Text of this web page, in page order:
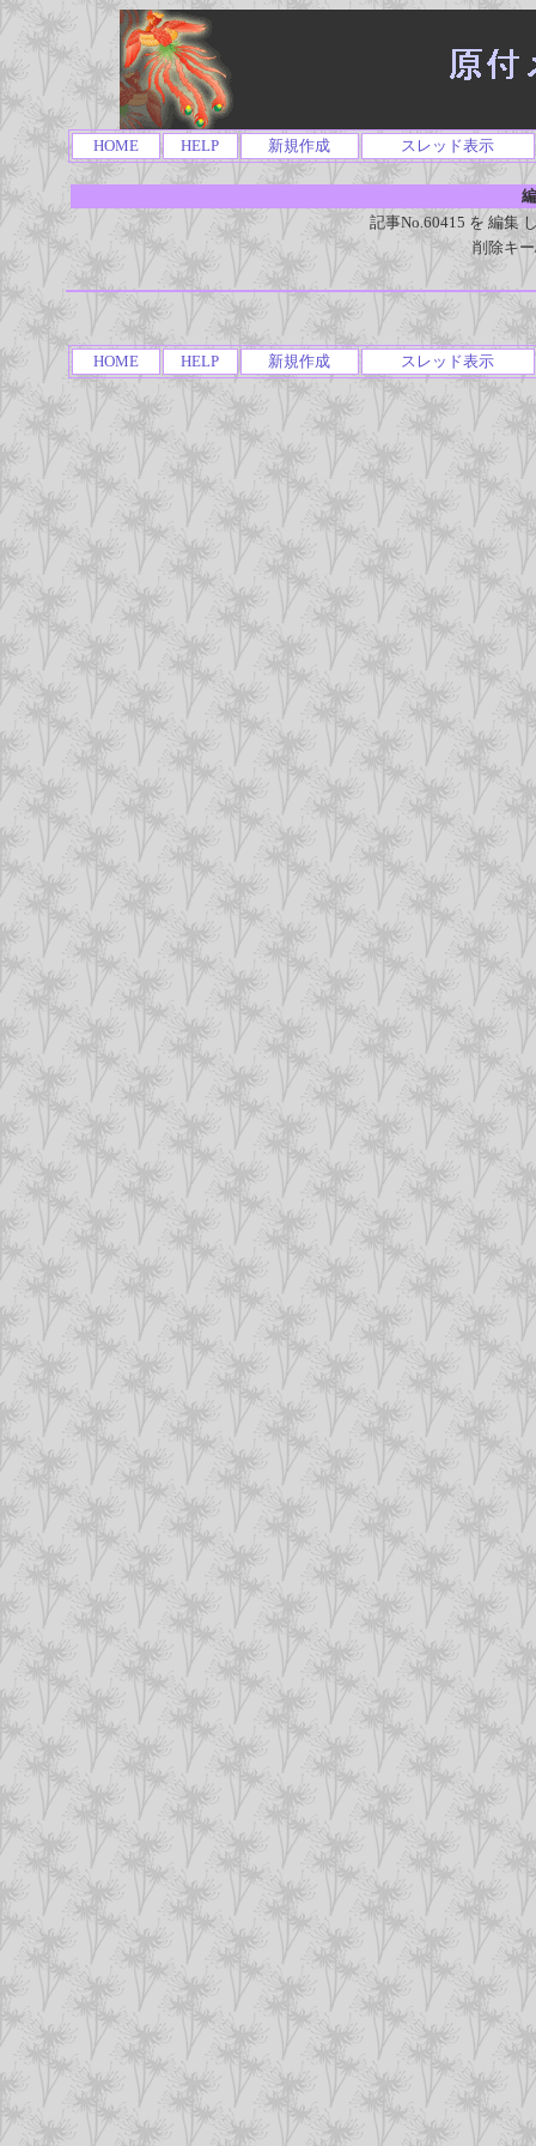
HOME HELP 新規作成 スレッド表示
記事No.60415 を 編集
削除キ
HOME HELP 新規作成 スレッド表示